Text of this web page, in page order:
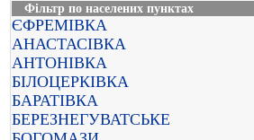
Фільтр по населених пунктах
ЄФРЕМІВКА
АНАСТАСІВКА
АНТОНІВКА
БІЛОЦЕРКІВКА
БАРАТІВКА
БЕРЕЗНЕГУВАТСЬКЕ